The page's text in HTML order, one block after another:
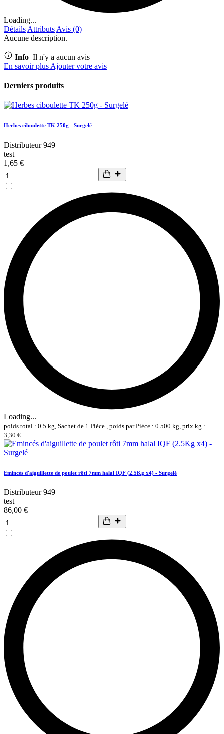
Loading...
Détails Attributs Avis (0)
Aucune description.
Info Il n'y a aucun avis
En savoir plus Ajouter votre avis
Derniers produits
Herbes ciboulette TK 250g - Surgelé
Distributeur 949
test
1,65 €
Loading...
poids total : 0.5 kg, Sachet de 1 Pièce , poids par Pièce : 0.500 kg, prix kg :
3,30 €
Emincés d'aiguillette de poulet rôti 7mm halal IQF (2.5Kg x4) - Surgelé
Distributeur 949
test
86,00 €